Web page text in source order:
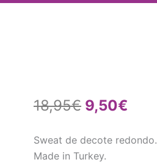
18,95€ O
original
9,50€
Sweat de decote redondo.
Made in Turkey.